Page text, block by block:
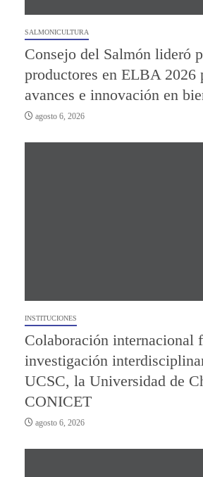
SALMONICULTURA
Consejo del Salmón lideró
productores en ELBA 2026
avances e innovación en
agosto 6, 2026
INSTITUCIONES
Colaboración internacional
investigación
UCSC, la Universidad de
CONICET
agosto 6, 2026